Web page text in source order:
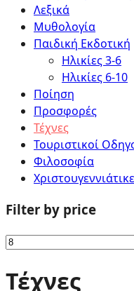
Λεξικά
Μυθολογία
Παιδική Εκδοτική
Ηλικίες 3-6
Ηλικίες 6-10
Ποίηση
Προσφορές
Τέχνες
Τουριστικοί
Φιλοσοφία
Filter by price
Τέχνες